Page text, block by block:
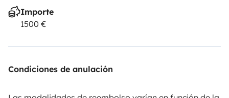
Importe
1500 €
Condiciones de anulación